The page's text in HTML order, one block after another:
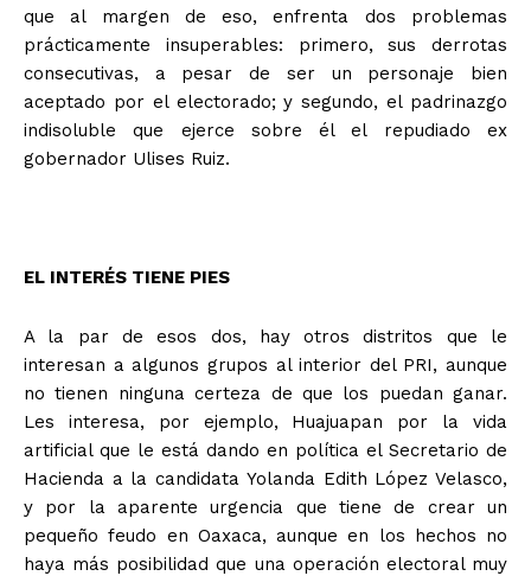
que al margen de eso, enfrenta dos problemas
prácticamente insuperables: primero, sus derrotas
consecutivas, a pesar de ser un personaje bien
aceptado por el electorado; y segundo, el padrinazgo
indisoluble que ejerce sobre él el repudiado ex
gobernador Ulises Ruiz.
EL INTERÉS TIENE PIES
A la par de esos dos, hay otros distritos que le
interesan a algunos grupos al interior del PRI, aunque
no tienen ninguna certeza de que los puedan ganar.
Les interesa, por ejemplo, Huajuapan por la vida
artificial que le está dando en política el Secretario de
Hacienda a la candidata Yolanda Edith López Velasco,
y por la aparente urgencia que tiene de crear un
pequeño feudo en Oaxaca, aunque en los hechos no
haya más posibilidad que una operación electoral muy